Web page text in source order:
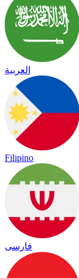
العربية
Filipino
فارسی